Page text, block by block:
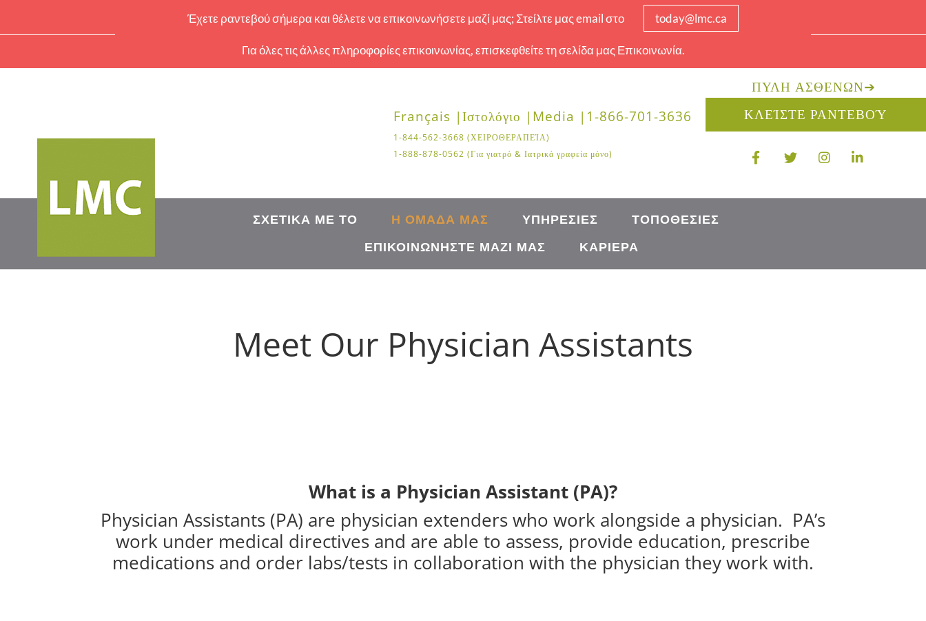
Έχετε ραντεβού σήμερα και θέλετε να επικοινωνήσετε μαζί μας; Στείλτε μας email στο today@lmc.ca
Για όλες τις άλλες πληροφορίες επικοινωνίας, επισκεφθείτε τη σελίδα μας Επικοινωνία.
Français |Ιστολόγιο | Media | 1-866-701-3636
1-844-562-3668 (ΧΕΙΡΟΘΕΡΑΠΕΊΑ)
1-888-878-0562 (Για γιατρό & Ιατρικά γραφεία μόνο)
ΠΎΛΗ ΑΣΘΕΝΏΝ➔
ΚΛΕΊΣΤΕ ΡΑΝΤΕΒΟΎ
ΣΧΕΤΙΚΆ ΜΕ ΤΟ Η ΟΜΆΔΑ ΜΑΣ ΥΠΗΡΕΣΊΕΣ
ΤΟΠΟΘΕΣΊΕΣ
ΕΠΙΚΟΙΝΩΝΉΣΤΕ ΜΑΖΊ ΜΑΣ
ΚΑΡΙΈΡΑ
Meet Our Physician Assistants
What is a Physician Assistant (PA)?
Physician Assistants (PA) are physician extenders who work alongside a physician. PA’s
work under medical directives and are able to assess, provide education, prescribe
medications and order labs/tests in collaboration with the physician they work with.